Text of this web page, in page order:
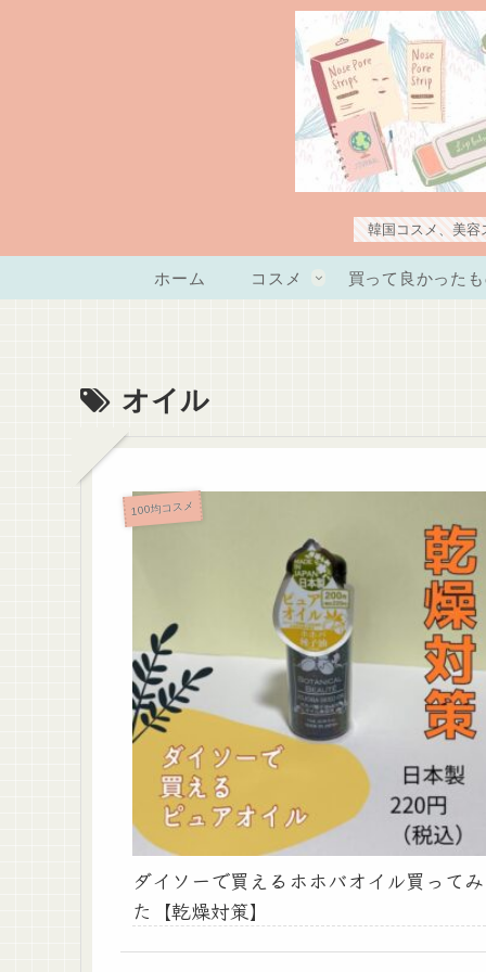
韓国コスメ、美
ホーム コスメ 買って良かった
オイル
100均コスメ
ダイソーで買えるホホバオイル買ってみ
た【乾燥対策】